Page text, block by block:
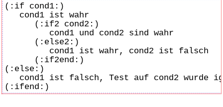
(:if cond1:)
   cond1 ist wahr
      (:if2 cond2:)
         cond1 und cond2 sind wahr
      (:else2:)
         cond1 ist wahr, cond2 ist falsch
      (:if2end:)
(:else:)
cond1 ist falsch, Test auf cond2 wurde